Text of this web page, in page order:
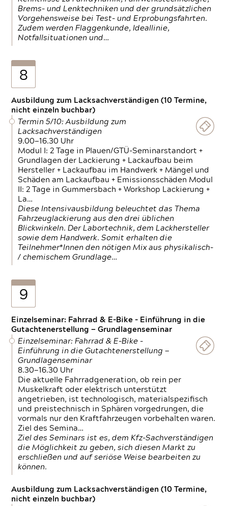
Brems- und Lenktechniken und der grundsätzlichen
Vorgehensweise bei Test- und Erprobungsfahrten.
Zudem werden Flaggenkunde, Ideallinie,
Notfallsituationen und…
8
Ausbildung zum Lacksachverständigen (10 Termine,
nicht einzeln buchbar)
Termin 5/10: Ausbildung zum
Lacksachverständigen
9.00—16.30 Uhr
Modul I: 2 Tage in Plauen/GTÜ-Seminarstandort +
Grundlagen der Lackierung + Lackaufbau beim
Hersteller + Lackaufbau im Handwerk + Mängel und
Schäden am Lackaufbau + Emissionsschäden Modul
II: 2 Tage in Gummersbach + Workshop Lackierung +
La…
Diese Intensivausbildung beleuchtet das Thema
Fahrzeuglackierung aus den drei üblichen
Blickwinkeln. Der Labortechnik, dem Lackhersteller
sowie dem Handwerk. Somit erhalten die
Teilnehmer*Innen den nötigen Mix aus physikalisch-
/ chemischem Grundlage…
9
Einzelseminar: Fahrrad & E-Bike - Einführung in die
Gutachtenerstellung — Grundlagenseminar
Einzelseminar: Fahrrad & E-Bike -
Einführung in die Gutachtenerstellung —
Grundlagenseminar
8.30—16.30 Uhr
Die aktuelle Fahrradgeneration, ob rein per
Muskelkraft oder elektrisch unterstützt
angetrieben, ist technologisch, materialspezifisch
und preistechnisch in Sphären vorgedrungen, die
vormals nur den Kraftfahrzeugen vorbehalten waren.
Ziel des Semina…
Ziel des Seminars ist es, dem Kfz-Sachverständigen
die Möglichkeit zu geben, sich diesen Markt zu
erschließen und auf seriöse Weise bearbeiten zu
können.
Ausbildung zum Lacksachverständigen (10 Termine,
nicht einzeln buchbar)